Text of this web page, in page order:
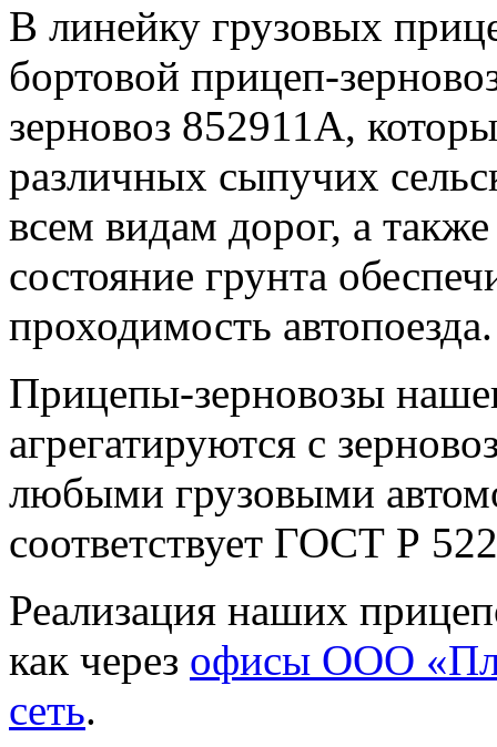
В линейку грузовых
бортовой прицеп-
зерновоз 852911A,
различных сыпучих
всем видам дорог, а
состояние грунта
проходимость автопоезда.
Прицепы-зерновозы
агрегатируются с
любыми грузовыми
соответствует ГОСТ Р
Реализация наших
как через офисы ООО
сеть.